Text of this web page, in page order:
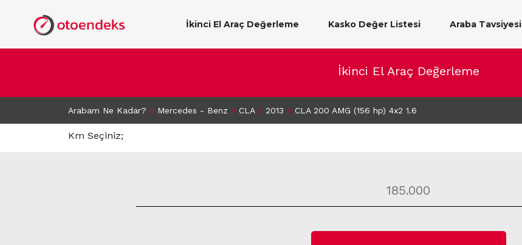
İkinci El Araç Değerleme Kasko Değer Listesi Araba Tavsiyesi
İkinci El Araç Değerleme
Arabam Ne Kadar? > Mercedes - Benz > CLA > 2013 > CLA 200 AMG (156 hp) 4x2 1.6
Km Seçiniz;